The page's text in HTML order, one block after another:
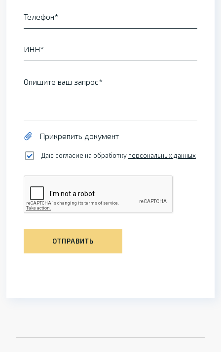
Телефон
ИНН
Опишите ваш запрос
Прикрепить документ
Даю согласие на обработку персональных данных
ОТПРАВИТЬ